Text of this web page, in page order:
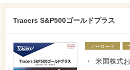
Tracers S&P500ゴールドプラス
ノーロード
米国株式